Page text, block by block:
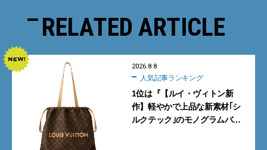
RELATED ARTICLE
2026.8.8
人気記事ランキング
1位は『【ルイ・ヴィトン新
作】軽やかで上品な新素材｢シ
ルクテック｣のモノグラムバッ